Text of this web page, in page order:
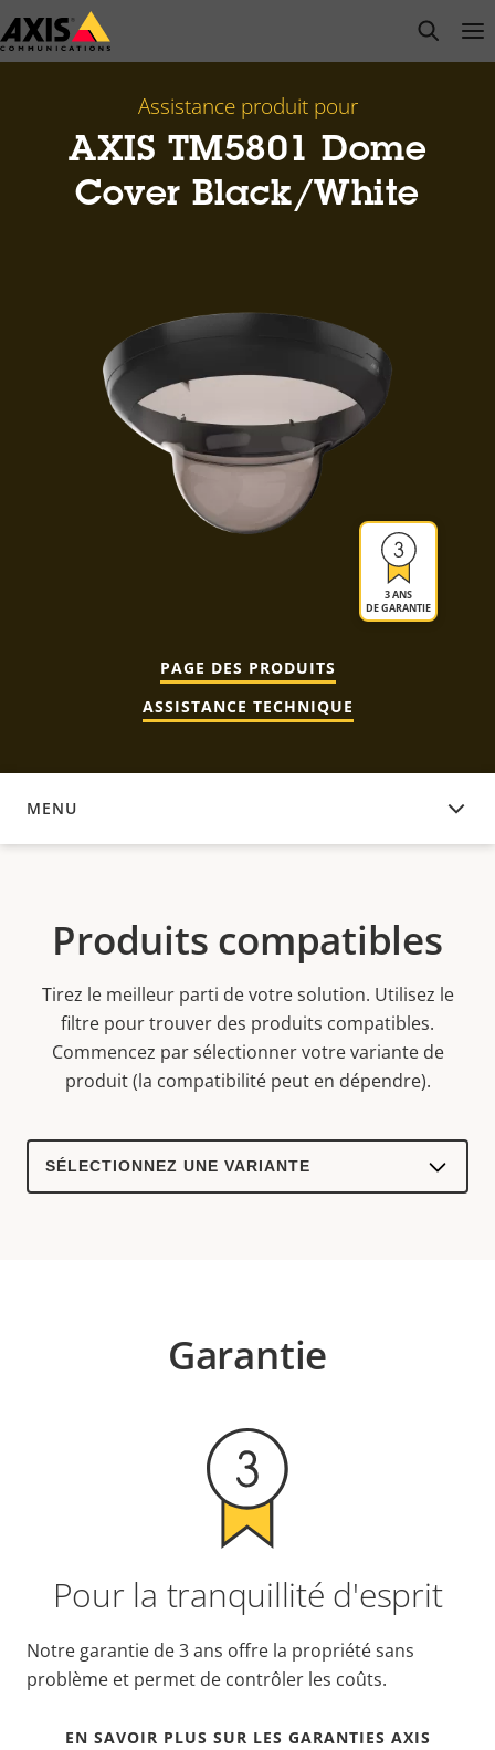
Passer
au
open
Assistance produit pour
AXIS TM5801 Dome
Cover Black/White
3 ANS
DE GARANTIE
PAGE DES PRODUITS
ASSISTANCE TECHNIQUE
MENU
PRODUITS COMPATIBLES
Produits compatibles
Tirez le meilleur parti de votre solution. Utilisez le
filtre pour trouver des produits compatibles.
Commencez par sélectionner votre variante de
produit (la compatibilité peut en dépendre).
Select
product
Garantie
Pour la tranquillité d'esprit
Notre garantie de 3 ans offre la propriété sans
problème et permet de contrôler les coûts.
EN SAVOIR PLUS SUR LES GARANTIES AXIS